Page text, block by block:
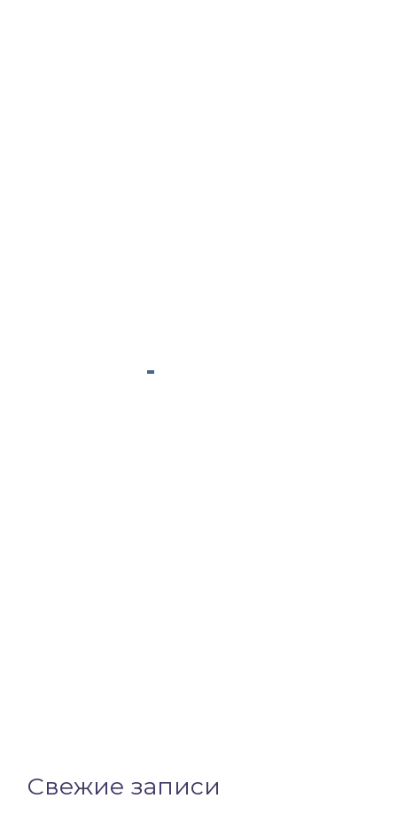
Свежие записи